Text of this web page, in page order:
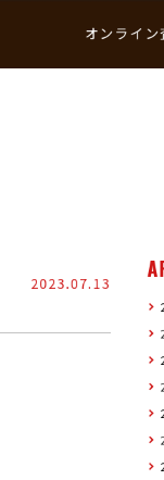
オンライン
2023.07.13